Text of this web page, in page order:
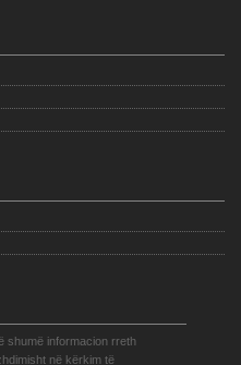
shumë informacion rreth
në kërkim të